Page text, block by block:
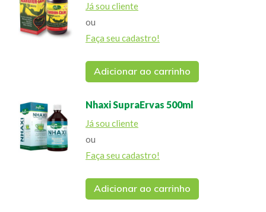
Já sou cliente
ou
Faça seu cadastro!
Adicionar ao carrinho
Nhaxi SupraErvas 500ml
Já sou cliente
ou
Faça seu cadastro!
Adicionar ao carrinho